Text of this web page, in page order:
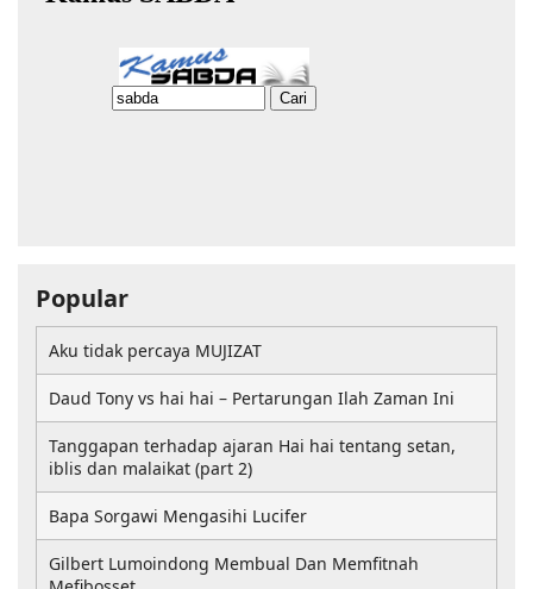
Popular
Aku tidak percaya MUJIZAT
Daud Tony vs hai hai – Pertarungan Ilah Zaman Ini
Tanggapan terhadap ajaran Hai hai tentang setan,
iblis dan malaikat (part 2)
Bapa Sorgawi Mengasihi Lucifer
Gilbert Lumoindong Membual Dan Memfitnah